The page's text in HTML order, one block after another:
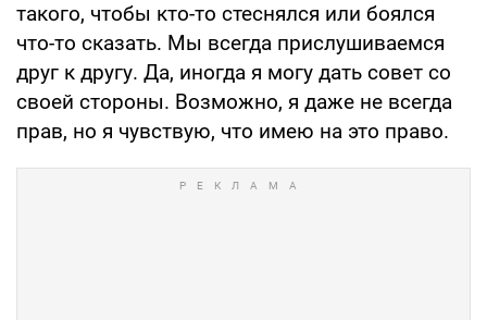
такого, чтобы кто-то стеснялся или боялся
что-то сказать. Мы всегда прислушиваемся
друг к другу. Да, иногда я могу дать совет со
своей стороны. Возможно, я даже не всегда
прав, но я чувствую, что имею на это право.